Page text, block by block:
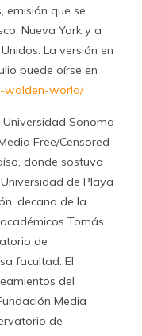
emisión que se
Nueva York y a
La versión en
puede oírse en
walden-world/.
Universidad Sonoma
Free/Censored
donde sostuvo
de Playa
decano de la
Tomás
de
facultad. El
del
Media
de